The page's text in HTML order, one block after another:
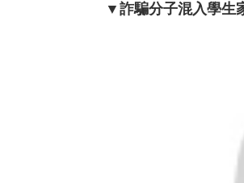
▼詐騙分子混入學生